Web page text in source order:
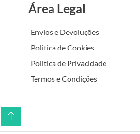
Área Legal
Envios e Devoluções
Politica de Cookies
Politica de Privacidade
Termos e Condições